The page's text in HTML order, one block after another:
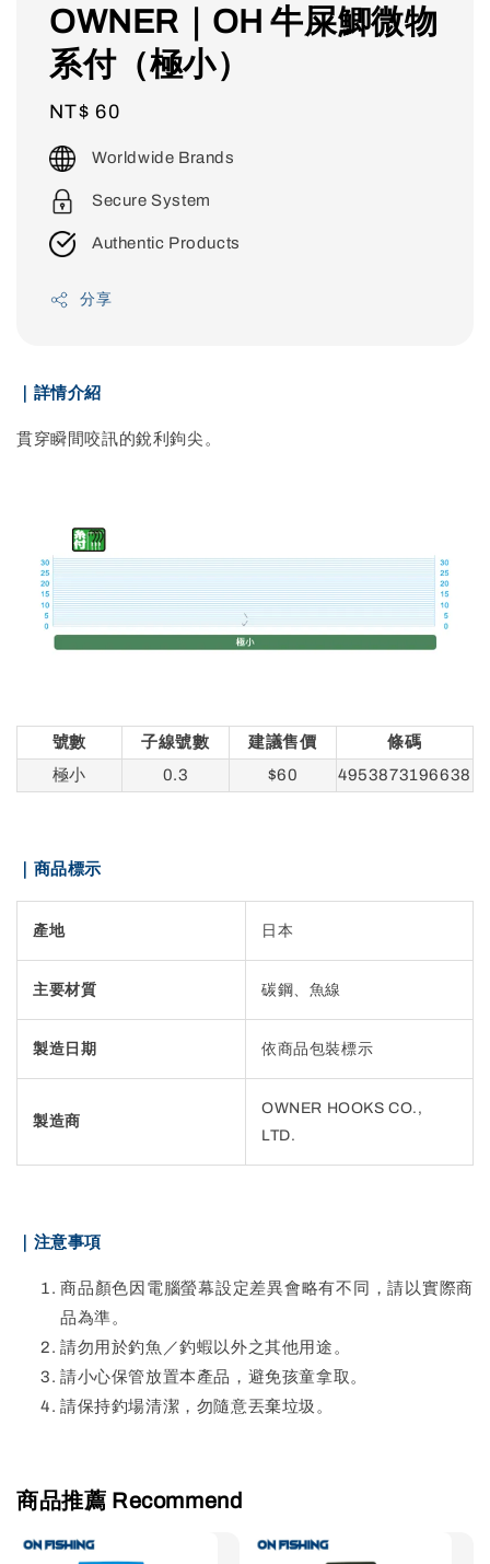
OWNER｜OH 牛屎鯽微物
系付（極小）
Regular
price
NT$ 60
Worldwide Brands
Secure System
Authentic Products
分享
｜詳情介紹
貫穿瞬間咬訊的銳利鉤尖。
號數 子線號數 建議售價
條碼
極小
0.3 $60 4953873196638
｜商品標示
產地 日本
主要材質 碳鋼、魚線
製造日期 依商品包裝標示
製造商
OWNER HOOKS CO.,
LTD.
｜注意事項
商品顏色因電腦螢幕設定差異會略有不同，請以實際商
品為準。
請勿用於釣魚／釣蝦以外之其他用途。
請小心保管放置本產品，避免孩童拿取。
請保持釣場清潔，勿隨意丟棄垃圾。
商品推薦 Recommend